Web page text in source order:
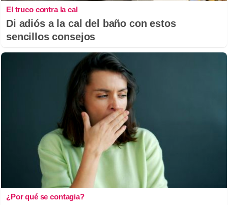
El truco contra la cal
Di adiós a la cal del baño con estos
sencillos consejos
¿Por qué se contagia?